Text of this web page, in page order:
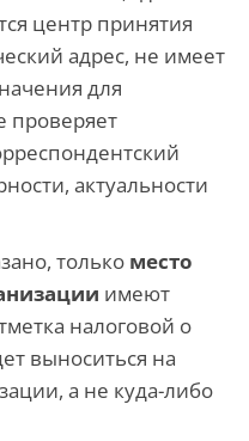
центр принятия
адрес, не имеет
для
проверяет
актуальности
только место
имеют
налоговой о
выноситься на
а не куда-либо